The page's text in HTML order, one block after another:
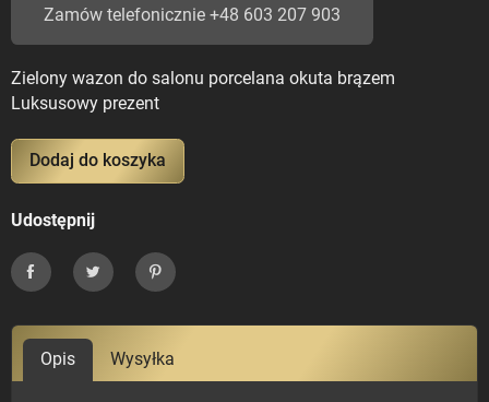
Zamów telefonicznie +48 603 207 903
Zielony wazon do salonu porcelana okuta brązem
Luksusowy prezent
Dodaj do koszyka
Udostępnij
UdostępnijTweetujPinterest
Opis Wysyłka